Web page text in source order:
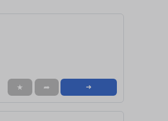
★ ➦ ➜